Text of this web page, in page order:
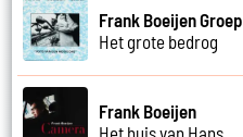
Frank Boeijen Groep
Het grote bedrog
Frank Boeijen
Het huis van Hans